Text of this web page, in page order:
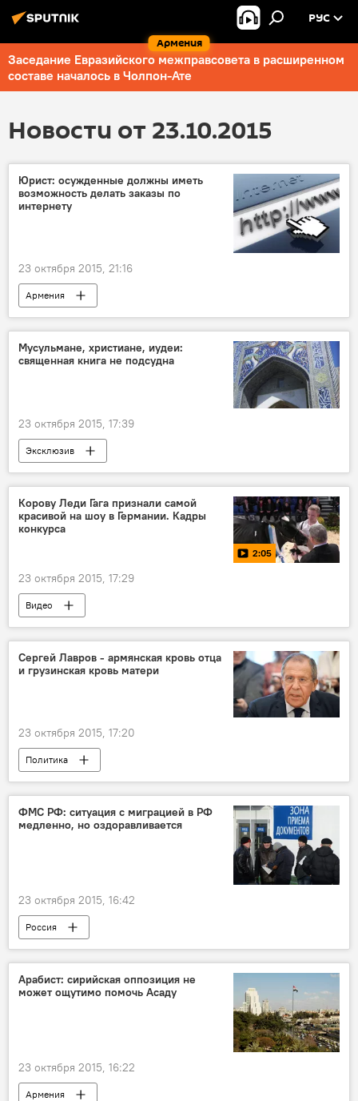
Армения
РУС
Заседание Евразийского межправсовета в расширенном
составе началось в Чолпон-Ате
Новости от 23.10.2015
Юрист: осужденные должны иметь
возможность делать заказы по
интернету
23 октября 2015, 21:16
Армения
Мусульмане, христиане, иудеи:
священная книга не подсудна
23 октября 2015, 17:39
Эксклюзив
Корову Леди Гага признали самой
красивой на шоу в Германии. Кадры
конкурса
2:05
23 октября 2015, 17:29
Видео
Сергей Лавров - армянская кровь отца
и грузинская кровь матери
23 октября 2015, 17:20
Политика
ФМС РФ: ситуация с миграцией в РФ
медленно, но оздоравливается
23 октября 2015, 16:42
Россия
Арабист: сирийская оппозиция не
может ощутимо помочь Асаду
23 октября 2015, 16:22
Армения